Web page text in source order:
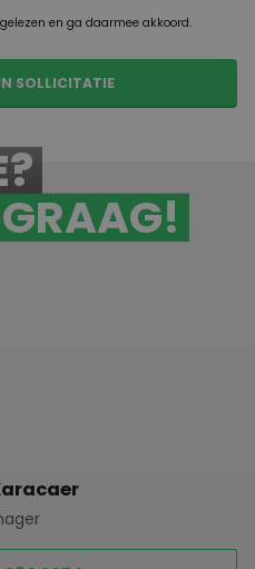
gelezen en ga daarmee akkoord.